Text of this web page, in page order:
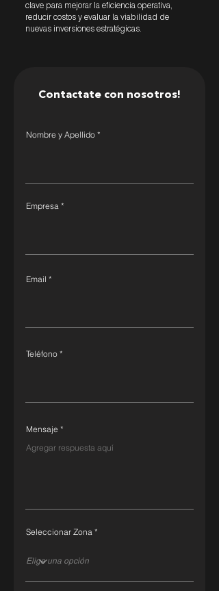
clave para mejorar la eficiencia operativa,
reducir costos y evaluar la viabilidad de
nuevas inversiones estratégicas.
Contactate con nosotros!
Nombre y Apellido
Empresa
Email
Teléfono
Mensaje
Seleccionar Zona